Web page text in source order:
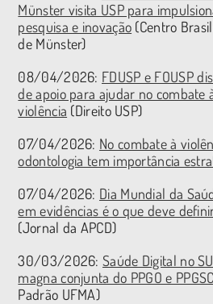
Münster visita USP para
pesquisa e inovação (Centro
de Münster)
08/04/2026: FDUSP e FOUSP
de apoio para ajudar no combate
violência (Direito USP)
07/04/2026: No combate à
odontologia tem importância
07/04/2026: Dia Mundial da
em evidências é o que deve
(Jornal da APCD)
30/03/2026:Saúde Digital no
magna conjunta do PPGO e
Padrão UFMA)